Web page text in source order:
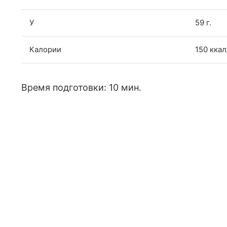
У 59 г.
Калории 150
Время подготовки: 10 мин.